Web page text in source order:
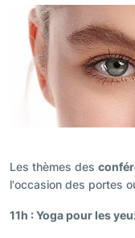
Les thèmes des
l'occasion des portes
11h : Yoga pour les